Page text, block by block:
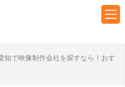
知で映像制作会社を探すなら！おす